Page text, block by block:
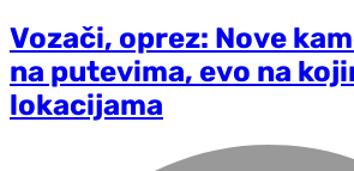
Vozači, oprez: Nove
na putevima, evo na
lokacijama